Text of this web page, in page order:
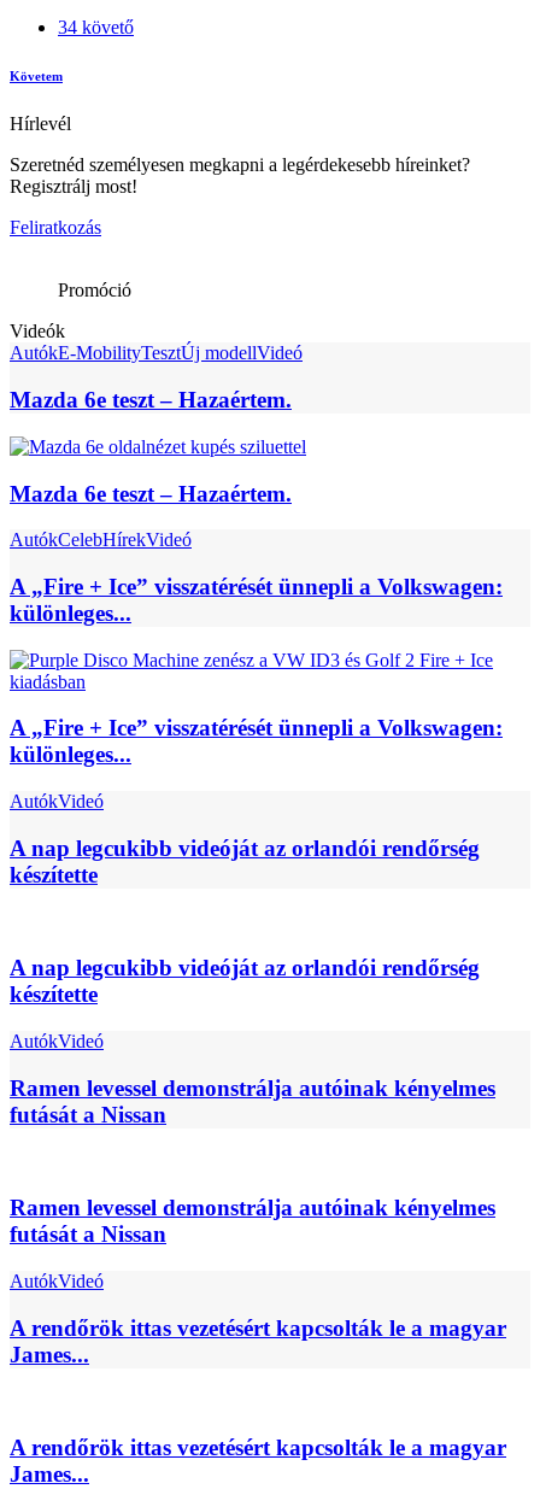
34 követő
Követem
Hírlevél
Szeretnéd személyesen megkapni a legérdekesebb híreinket?
Regisztrálj most!
Feliratkozás
Promóció
Videók
AutókE-MobilityTesztÚj modellVideó
Mazda 6e teszt – Hazaértem.
Mazda 6e teszt – Hazaértem.
AutókCelebHírekVideó
A „Fire + Ice” visszatérését ünnepli a Volkswagen:
különleges...
A „Fire + Ice” visszatérését ünnepli a Volkswagen:
különleges...
AutókVideó
A nap legcukibb videóját az orlandói rendőrség
készítette
A nap legcukibb videóját az orlandói rendőrség
készítette
AutókVideó
Ramen levessel demonstrálja autóinak kényelmes
futását a Nissan
Ramen levessel demonstrálja autóinak kényelmes
futását a Nissan
AutókVideó
A rendőrök ittas vezetésért kapcsolták le a magyar
James...
A rendőrök ittas vezetésért kapcsolták le a magyar
James...